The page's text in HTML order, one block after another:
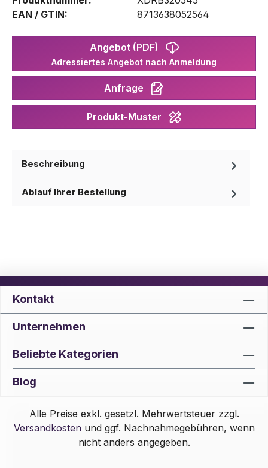
EAN / GTIN:
8713638052564
Angebot (PDF)
Adressiertes Angebot nach Anmeldung
Anfrage
Produkt-Muster
Beschreibung
Ablauf Ihrer Bestellung
Kontakt
Unternehmen
Beliebte Kategorien
Blog
Alle Preise exkl. gesetzl. Mehrwertsteuer zzgl.
Versandkostenund ggf. Nachnahmegebühren, wenn
nicht anders angegeben.